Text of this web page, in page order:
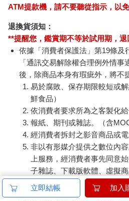
ATM提款機，請不要聽從指示，以
退換貨須知：
**提醒您，鑑賞期不等於試用期，
依據「消費者保護法」第19條及
「通訊交易解除權合理例外情
後，除商品本身有瑕疵外，將不
易於腐敗、保存期限較短或
鮮食品）
依消費者要求所為之客製化給
報紙、期刊或雜誌。（含
經消費者拆封之影音商品或電
非以有形媒介提供之數位內
上服務，經消費者事先同意
子雜誌、下載版軟體、虛擬
已拆封之個人衛生用品。（
立即結帳 加入